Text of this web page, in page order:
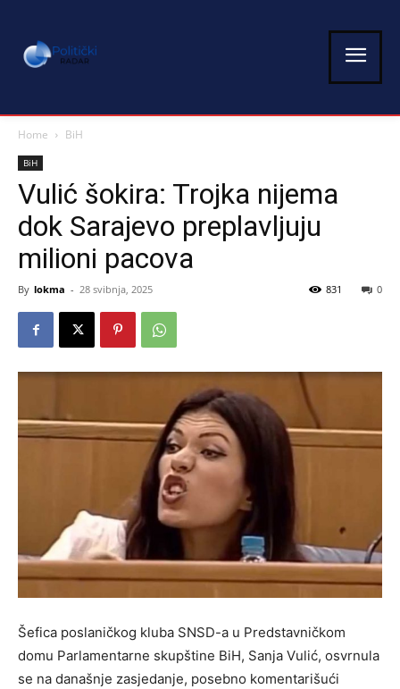
Home BiH
BiH
Vulić šokira: Trojka nijema
dok Sarajevo preplavljuju
milioni pacova
By lokma - 28 svibnja, 2025 0
831
Šefica poslaničkog kluba SNSD-a u Predstavničkom
domu Parlamentarne skupštine BiH, Sanja Vulić, osvrnula
se na današnje zasjedanje, posebno komentarišući